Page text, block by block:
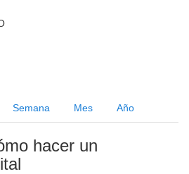
Semana Mes Año
hacer un